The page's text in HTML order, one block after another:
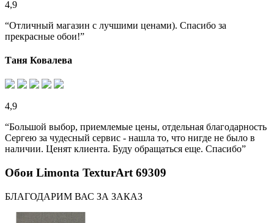
4,9
“Отличный магазин с лучшими ценами). Спасибо за
прекрасные обои!”
Таня Ковалева
4,9
“Большой выбор, приемлемые цены, отдельная благодарность
Сергею за чудесный сервис - нашла то, что нигде не было в
наличии. Ценят клиента. Буду обращаться еще. Спасибо”
Обои Limonta TexturArt 69309
БЛАГОДАРИМ ВАС ЗА ЗАКАЗ